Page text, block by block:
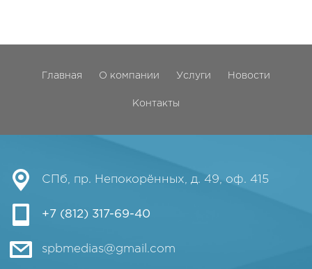
Главная О компании Услуги Новости
Контакты
СПб, пр. Непокорённых, д. 49, оф. 415
+7 (812) 317-69-40
spbmedias@gmail.com